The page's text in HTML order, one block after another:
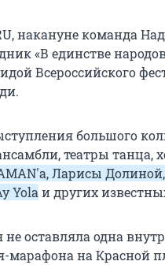
накануне команда
«В единстве
Всероссийского
большого
театры танца,
Ларисы
Yola и других
не оставляла одна
марафона на Красной